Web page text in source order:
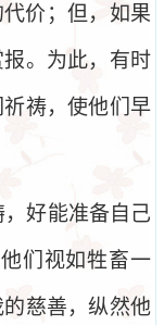
价；但，如果
。为此，有时
祷，使他们早
好能准备自己
们视如牲畜一
慈善，纵然他